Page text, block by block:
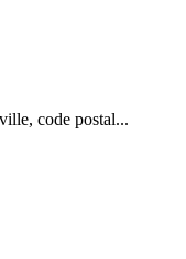
code postal...